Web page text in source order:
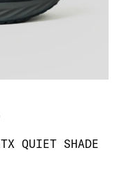
QUIET SHADE E